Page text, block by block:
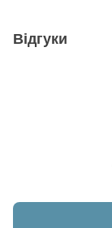
Відгуки